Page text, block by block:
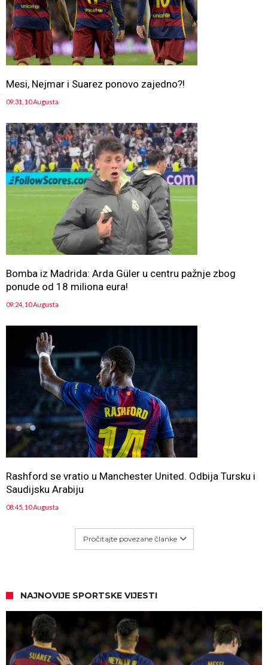
Mesi, Nejmar i Suarez ponovo zajedno?!
09:31, 10 Augusta
Bomba iz Madrida: Arda Güler u centru pažnje zbog
ponude od 18 miliona eura!
09:24, 10 Augusta
Rashford se vratio u Manchester United. Odbija Tursku i
Saudijsku Arabiju
08:45, 10 Augusta
Pročitajte povezane članke
NAJNOVIJE SPORTSKE VIJESTI